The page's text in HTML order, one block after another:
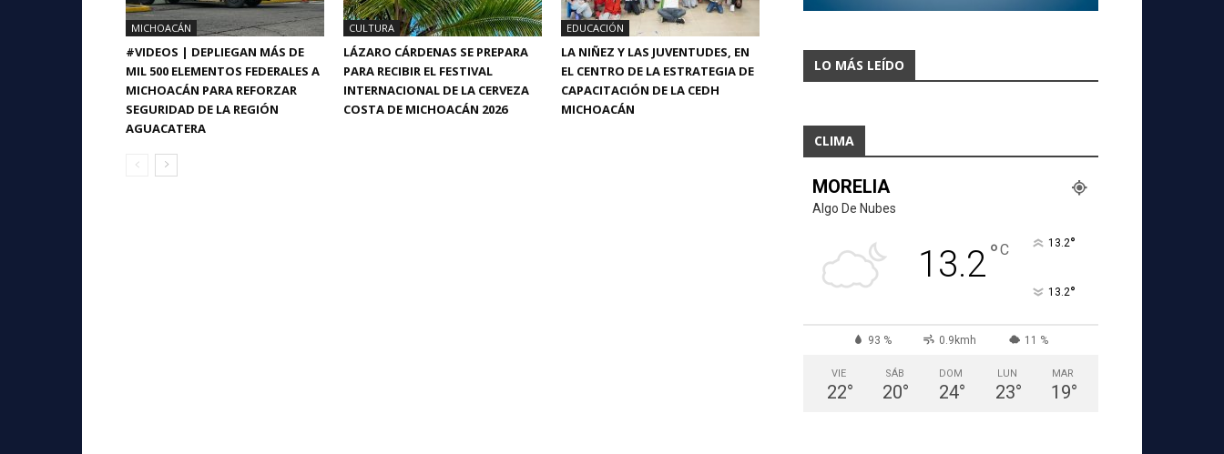
MICHOACÁN
#VIDEOS | DEPLIEGAN MÁS DE
MIL 500 ELEMENTOS FEDERALES A
MICHOACÁN PARA REFORZAR
SEGURIDAD DE LA REGIÓN
AGUACATERA
CULTURA
LÁZARO CÁRDENAS SE PREPARA
PARA RECIBIR EL FESTIVAL
INTERNACIONAL DE LA CERVEZA
COSTA DE MICHOACÁN 2026
EDUCACIÓN
LA NIÑEZ Y LAS JUVENTUDES, EN
EL CENTRO DE LA ESTRATEGIA DE
CAPACITACIÓN DE LA CEDH
MICHOACÁN
LO MÁS LEÍDO
CLIMA
MORELIA
Algo De Nubes
13.2°C 13.2°
13.2°
93 % 0.9kmh 11 %
VIE
22°
SÁB
20°
DOM
24°
LUN
23°
MAR
19°